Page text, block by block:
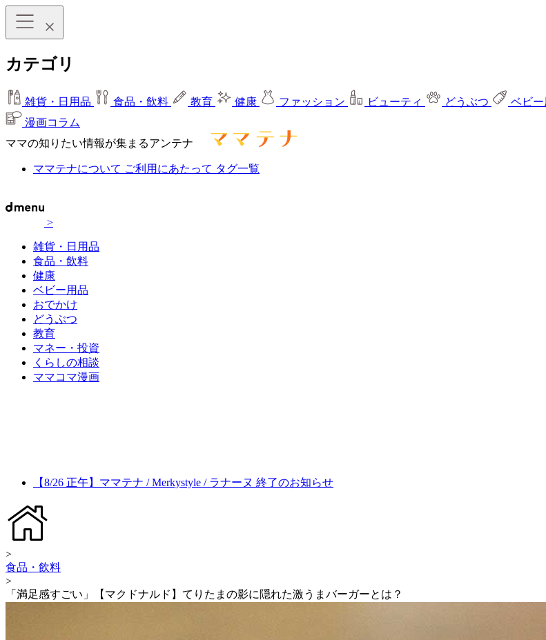
カテゴリ
雑貨・日用品 食品・飲料 教育 健康 ファッション ビューティ どうぶつ ベビー
漫画コラム
ママの知りたい情報が集まるアンテナ
ママテナについて ご利用にあたって タグ一覧
>
雑貨・日用品
食品・飲料
健康
ベビー用品
おでかけ
どうぶつ
教育
マネー・投資
くらしの相談
ママコマ漫画
【8/26 正午】ママテナ / Merkystyle / ラナーヌ 終了のお知らせ
>
食品・飲料
>
「満足感すごい」【マクドナルド】てりたまの影に隠れた激うまバーガーとは？